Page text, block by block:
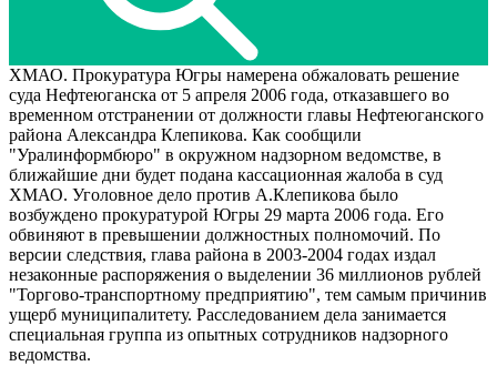
ХМАО. Прокуратура Югры намерена обжаловать решение
суда Нефтеюганска от 5 апреля 2006 года, отказавшего во
временном отстранении от должности главы Нефтеюганского
района Александра Клепикова. Как сообщили
"Уралинформбюро" в окружном надзорном ведомстве, в
ближайшие дни будет подана кассационная жалоба в суд
ХМАО. Уголовное дело против А.Клепикова было
возбуждено прокуратурой Югры 29 марта 2006 года. Его
обвиняют в превышении должностных полномочий. По
версии следствия, глава района в 2003-2004 годах издал
незаконные распоряжения о выделении 36 миллионов рублей
"Торгово-транспортному предприятию", тем самым причинив
ущерб муниципалитету. Расследованием дела занимается
специальная группа из опытных сотрудников надзорного
ведомства.